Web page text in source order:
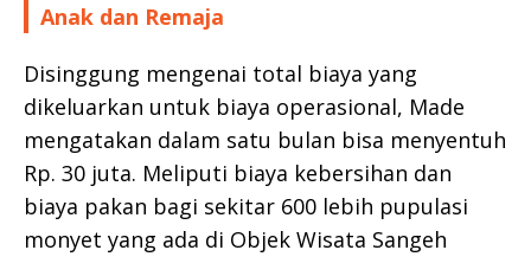
Anak dan Remaja
Disinggung mengenai total biaya yang
dikeluarkan untuk biaya operasional, Made
mengatakan dalam satu bulan bisa menyentuh
Rp. 30 juta. Meliputi biaya kebersihan dan
biaya pakan bagi sekitar 600 lebih pupulasi
monyet yang ada di Objek Wisata Sangeh